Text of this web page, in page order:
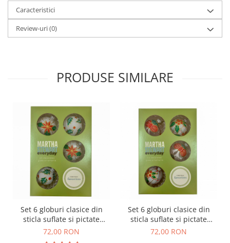
Caracteristici
Review-uri(0)
PRODUSE SIMILARE
Set 6 globuri clasice din
sticla suflate si pictate
manual, Argcoms, Fabrica
72,00 RON
Set 6 globuri clasice din
sticla suflate si pictate
manual, Argcoms, Fabrica
72,00 RON